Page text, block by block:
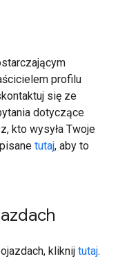
profilu
się ze
dotyczące
kto wysyła Twoje
tutaj, aby to
kliknij tutaj.